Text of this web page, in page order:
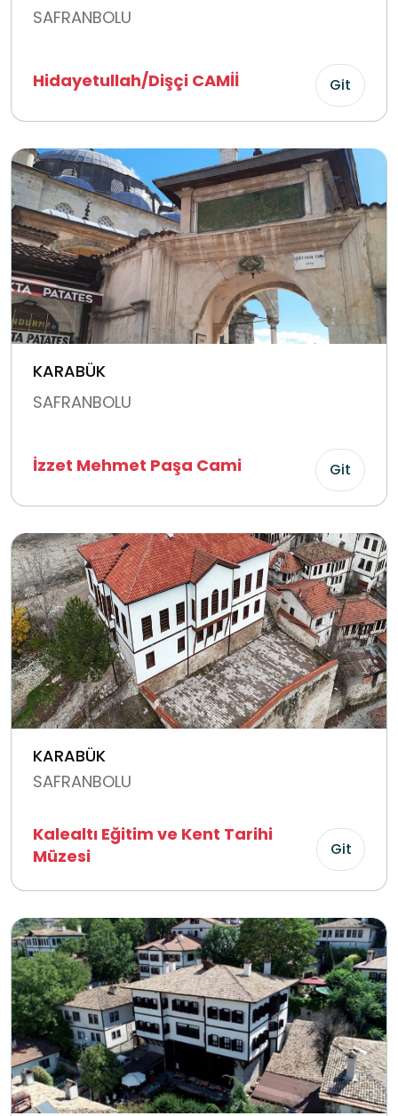
SAFRANBOLU
Hidayetullah/Dişçi CAMİİ Git
KARABÜK
SAFRANBOLU
İzzet Mehmet Paşa Cami Git
KARABÜK
SAFRANBOLU
Kalealtı Eğitim ve Kent Tarihi
Müzesi
Git